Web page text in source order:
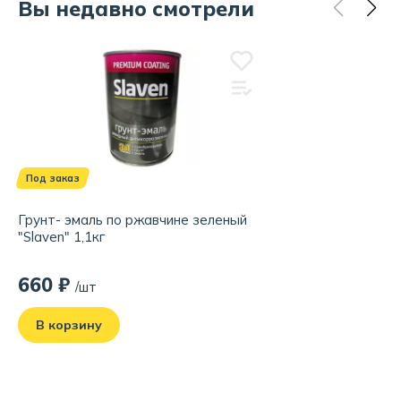
Вы недавно смотрели
Под заказ
Грунт- эмаль по ржавчине зеленый
"Slaven" 1,1кг
660 ₽ /шт
В корзину